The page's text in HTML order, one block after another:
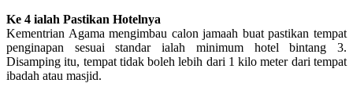
Ke 4 ialah Pastikan Hotelnya
Kementrian Agama mengimbau calon jamaah buat pastikan tempat
penginapan sesuai standar ialah minimum hotel bintang 3.
Disamping itu, tempat tidak boleh lebih dari 1 kilo meter dari tempat
ibadah atau masjid.